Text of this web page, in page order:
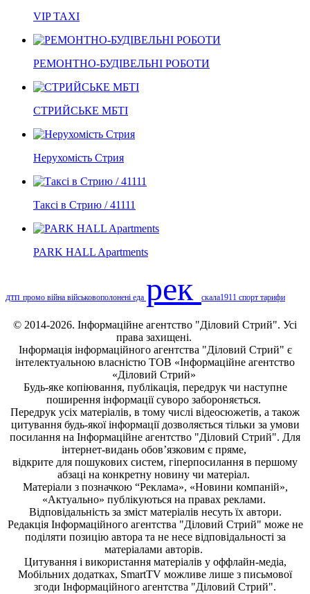
VIP TAXI
РЕМОНТНО-БУДІВЕЛЬНІ РОБОТИ
СТРИЙСЬКЕ МБТІ
Нерухомість Стрия
Таксі в Стрию / 41111
PARK HALL Apartments
дтп промо війна військовополонені еда рек скала1911 спорт тарифи
© 2014-2026. Інформаційне агентство "Діловий Стрий". Усі
права захищені.
Інформація інформаційного агентства "Діловий Стрий" є
інтелектуальною власністю ТОВ «Інформаційне агентство
«Діловий Стрий»
Будь-яке копiювання, публiкацiя, передрук чи наступне
поширення iнформацiї суворо забороняється.
Передрук усіх матеріалів, в тому числі відеосюжетів, а також
цитування будь-якої інформації дозволяється тільки за умови
посилання на Інформаційне агентство "Діловий Стрий". Для
інтернет-видань обов’язковим є пряме,
відкрите для пошукових систем, гіперпосилання в першому
абзаці на конкретну новину чи матеріал.
Матеріали з позначкою “Реклама», «Новини компаній»,
«Актуально» публікуються на правах реклами.
Відповідальність за зміст матеріалів несуть їх автори.
Редакція Інформаційного агентства "Діловий Стрий" може не
поділяти позицію автора та не несе відповідальності за
матеріалами авторів.
Цитування і використання матеріалів у оффлайн-медіа,
Мобільних додатках, SmartTV можливе лише з письмової
згоди Інформаційного агентства "Діловий Стрий".